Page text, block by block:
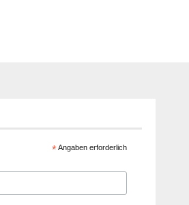
*Angaben erforderlich